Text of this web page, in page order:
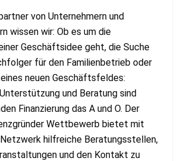
von Unternehmern und
wissen wir: Ob es um die
Geschäftsidee geht, die Suche
für den Familienbetrieb oder
neuen Geschäftsfeldes:
und Beratung sind
Finanzierung das A und O. Der
Wettbewerb bietet mit
hilfreiche Beratungsstellen,
und den Kontakt zu